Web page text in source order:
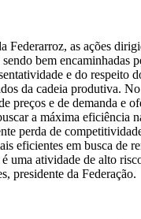
Federarroz, as ações
bem encaminhadas
e do respeito
da cadeia produtiva.
preços e de demanda e
a máxima eficiência
perda de
eficientes em busca de
uma atividade de alto
presidente da Federação.